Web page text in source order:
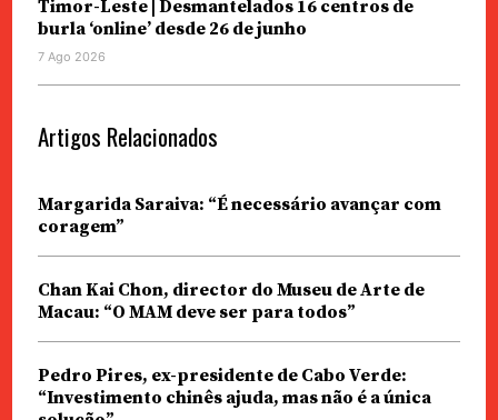
Timor-Leste | Desmantelados 16 centros de
burla ‘online’ desde 26 de junho
7 Ago 2026
Artigos Relacionados
Margarida Saraiva: “É necessário avançar com
coragem”
Chan Kai Chon, director do Museu de Arte de
Macau: “O MAM deve ser para todos”
Pedro Pires, ex-presidente de Cabo Verde:
“Investimento chinês ajuda, mas não é a única